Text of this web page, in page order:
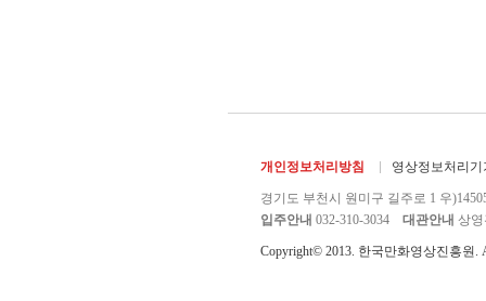
개인정보처리방침 영상정보처리기
경기도 부천시 원미구 길주로 1 우
입주안내 032-310-3034 대관안내 상영
Copyright© 2013. 한국만화영상진흥원.